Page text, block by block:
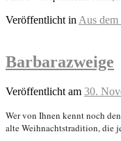
Veröffentlicht in Aus dem
Barbarazweige
Veröffentlicht am 30.
Wer von Ihnen kennt noch
alte Weihnachtstradition, die